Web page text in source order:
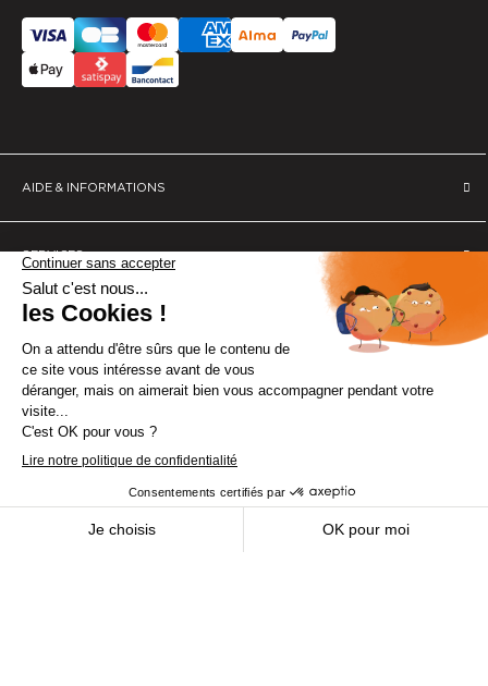
AIDE & INFORMATIONS
SERVICES
A PROPOS DE SCS SENTINEL
SERVICE CLIENT
CONSEILS D'EXPERT